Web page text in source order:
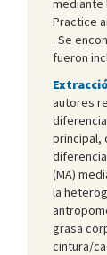
Practice
. Se
fueron
autores
principal,
(MA)
la
grasa
cintura/